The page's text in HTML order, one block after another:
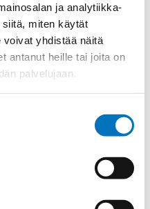
ja analytiikka-
miten käytät
yhdistää näitä
antanut heille tai joita on
palvelujaan.
-40
'-40°C to +100°C
14
CE;VDE;UR;CSA;DNV-
GL;cUR;NEMA;Bahnzulassung
2